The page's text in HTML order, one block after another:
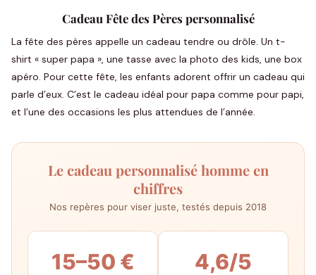
Cadeau Fête des Pères personnalisé
La fête des pères appelle un cadeau tendre ou drôle. Un t-
shirt « super papa », une tasse avec la photo des kids, une box
apéro. Pour cette fête, les enfants adorent offrir un cadeau qui
parle d’eux. C’est le cadeau idéal pour papa comme pour papi,
et l’une des occasions les plus attendues de l’année.
Le cadeau personnalisé homme en
chiffres
Nos repères pour viser juste, testés depuis 2018
15–50 € 4,6/5